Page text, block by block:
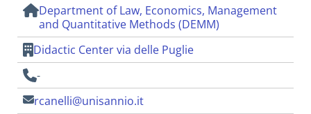
Department of Law, Economics, Management
and Quantitative Methods (DEMM)
Didactic Center via delle Puglie
-
rcanelli@unisannio.it